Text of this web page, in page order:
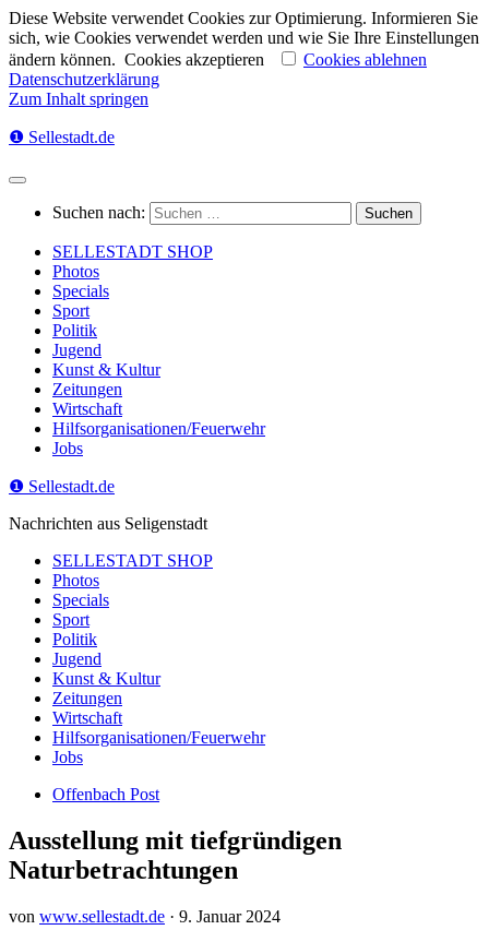
Diese Website verwendet Cookies zur Optimierung. Informieren Sie
sich, wie Cookies verwendet werden und wie Sie Ihre Einstellungen
ändern können. Cookies akzeptieren
Cookies ablehnen
Datenschutzerklärung
Zum Inhalt springen
❶ Sellestadt.de
Suchen nach:
SELLESTADT SHOP
Photos
Specials
Sport
Politik
Jugend
Kunst & Kultur
Zeitungen
Wirtschaft
Hilfsorganisationen/Feuerwehr
Jobs
❶ Sellestadt.de
Nachrichten aus Seligenstadt
SELLESTADT SHOP
Photos
Specials
Sport
Politik
Jugend
Kunst & Kultur
Zeitungen
Wirtschaft
Hilfsorganisationen/Feuerwehr
Jobs
Offenbach Post
Ausstellung mit tiefgründigen
Naturbetrachtungen
von www.sellestadt.de · 9. Januar 2024